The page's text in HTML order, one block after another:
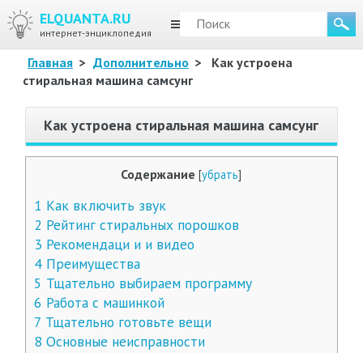
ELQUANTA.RU
интернет-энциклопедия
МЕНЮ
Главная > Дополнительно >
Как устроена
стиральная машина самсунг
Как устроена стиральная машина самсунг
Содержание [убрать]
1 Как включить звук
2 Рейтинг стиральных порошков
3 Рекомендаци и и видео
4Преимущества
5 Тщательно выбираем программу
6 Работа с машинкой
7 Тщательно готовьте вещи
8 Основные неисправности